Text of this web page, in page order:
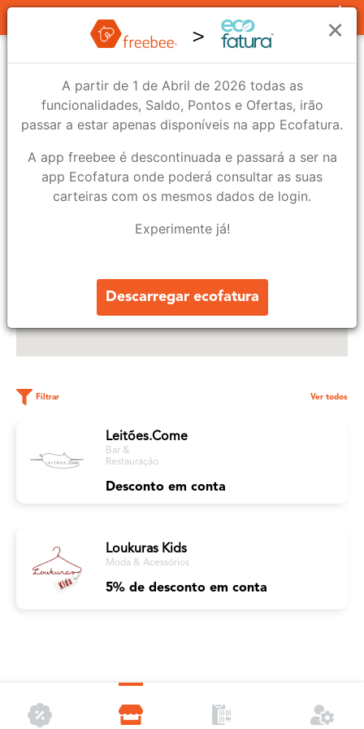
Filtrar Ver todos
Leitões.Come
Bar &
Restauração
Desconto em conta
Loukuras Kids
Moda & Acessórios
5% de desconto em conta
×
A partir de 1 de Abril de 2026 todas as
funcionalidades, Saldo, Pontos e Ofertas, irão
passar a estar apenas disponíveis na app Ecofatura.
A app freebee é descontinuada e passará a ser na
app Ecofatura onde poderá consultar as suas
carteiras com os mesmos dados de login.
Experimente já!
Descarregar ecofatura